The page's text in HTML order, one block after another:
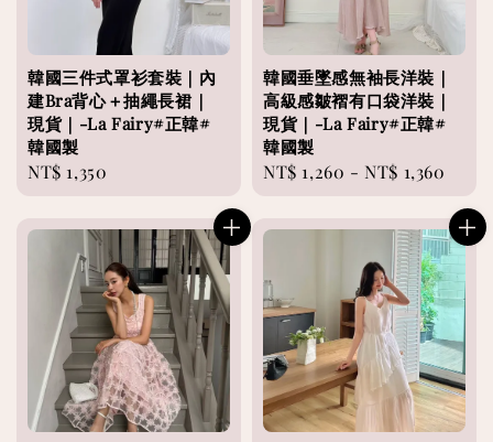
韓國三件式罩衫套裝｜內
建Bra背心＋抽繩長裙｜
現貨｜-La Fairy#正韓#
韓國製
Regular
NT$ 1,350
韓國垂墜感無袖長洋裝｜
高級感皺褶有口袋洋裝｜
現貨｜-La Fairy#正韓#
韓國製
Regular
NT$ 1,260 -NT$ 1,360